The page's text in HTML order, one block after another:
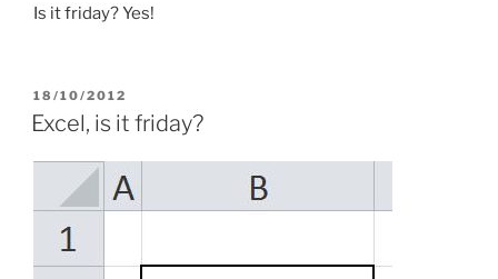
Is it friday? Yes!
PUBBLICATO
IL
18/10/2012
Excel, is it friday?